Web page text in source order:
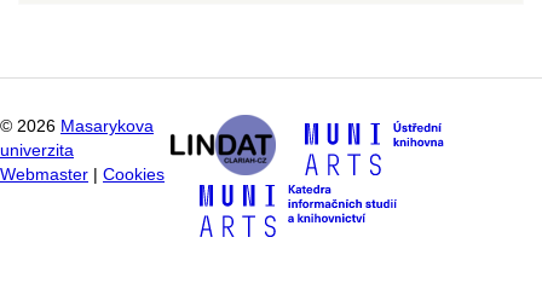
© 2026 Masarykova
univerzita
Webmaster
Cookies